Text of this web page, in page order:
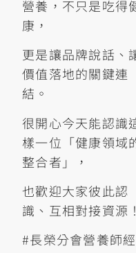
營養，不只是吃得
康，
更是讓品牌說話、
價值落地的關鍵連
結。
很開心今天能認識
樣一位「健康領域
整合者」，
也歡迎大家彼此認
識、互相對接資源！
#長榮分會營養師